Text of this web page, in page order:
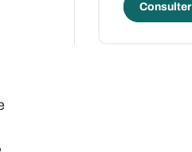
Consulter